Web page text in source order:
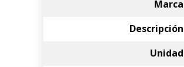
Marca
Descripción
Unidad